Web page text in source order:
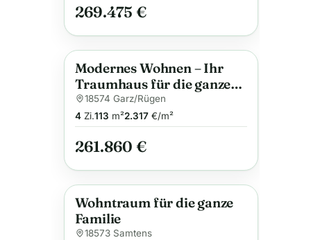
269.475 €
Neu Anzeige
Modernes Wohnen – Ihr
Traumhaus für die ganze
Familie
18574 Garz/Rügen
4Zi.113 m²2.317€/m²
261.860 €
Neu Anzeige
Wohntraum für die ganze
Familie
18573 Samtens